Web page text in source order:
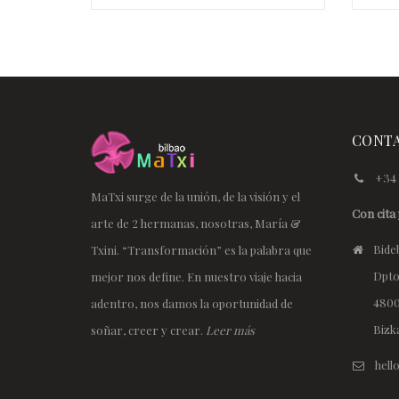
MaTxi surge de la unión, de la visión y el
arte de 2 hermanas, nosotras, María &
Txini. “Transformación” es la palabra que
mejor nos define. En nuestro viaje hacia
adentro, nos damos la oportunidad de
soñar, creer y crear. Leer más
+34
Con cita